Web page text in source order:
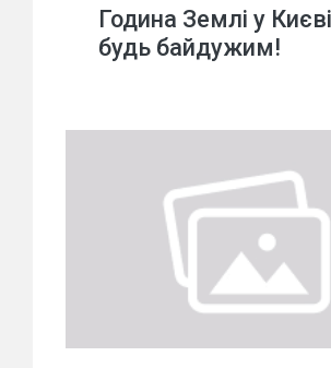
Година Землі у
будь байдужим!